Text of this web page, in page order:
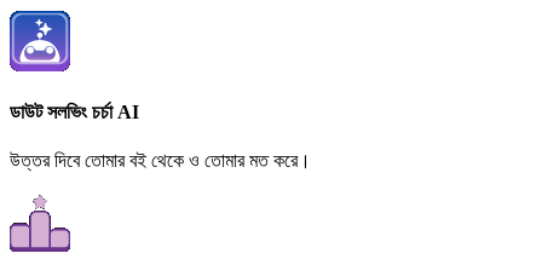
ডাউট সলভিং চর্চা AI
উত্তর দিবে তোমার বই থেকে ও তোমার মত করে।